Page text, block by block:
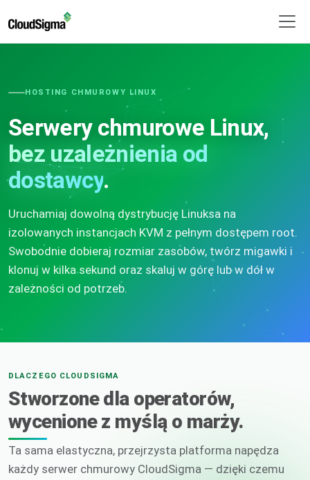
HOSTING CHMUROWY LINUX
Serwery chmurowe Linux,
bez uzależnienia od
dostawcy.
Uruchamiaj dowolną dystrybucję Linuksa na
izolowanych instancjach KVM z pełnym dostępem root.
Swobodnie dobieraj rozmiar zasobów, twórz migawki i
klonuj w kilka sekund oraz skaluj w górę lub w dół w
zależności od potrzeb.
DLACZEGO CLOUDSIGMA
Stworzone dla operatorów,
wycenione z myślą o marży.
Ta sama elastyczna, przejrzysta platforma napędza
każdy serwer chmurowy CloudSigma — dzięki czemu